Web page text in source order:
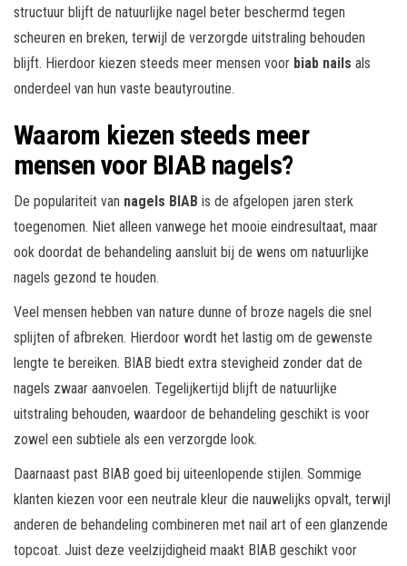
structuur blijft de natuurlijke nagel beter beschermd tegen
scheuren en breken, terwijl de verzorgde uitstraling behouden
blijft. Hierdoor kiezen steeds meer mensen voor biab nails als
onderdeel van hun vaste beautyroutine.
Waarom kiezen steeds meer
mensen voor BIAB nagels?
De populariteit van nagels BIAB is de afgelopen jaren sterk
toegenomen. Niet alleen vanwege het mooie eindresultaat, maar
ook doordat de behandeling aansluit bij de wens om natuurlijke
nagels gezond te houden.
Veel mensen hebben van nature dunne of broze nagels die snel
splijten of afbreken. Hierdoor wordt het lastig om de gewenste
lengte te bereiken. BIAB biedt extra stevigheid zonder dat de
nagels zwaar aanvoelen. Tegelijkertijd blijft de natuurlijke
uitstraling behouden, waardoor de behandeling geschikt is voor
zowel een subtiele als een verzorgde look.
Daarnaast past BIAB goed bij uiteenlopende stijlen. Sommige
klanten kiezen voor een neutrale kleur die nauwelijks opvalt, terwijl
anderen de behandeling combineren met nail art of een glanzende
topcoat. Juist deze veelzijdigheid maakt BIAB geschikt voor